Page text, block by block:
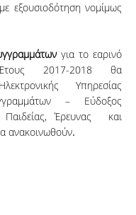
εξουσιοδότηση νομίμως
για το εαρινό
2017-2018 θα
Υπηρεσίας
– Εύδοξος
Έρευνας και
ανακοινωθούν.